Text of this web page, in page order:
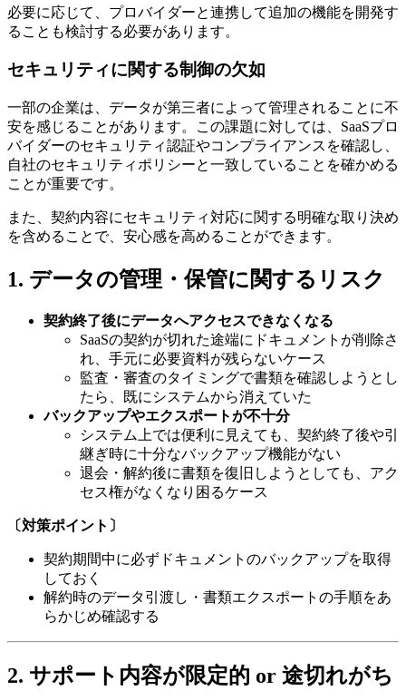
必要に応じて、プロバイダーと連携して追加の機能を開発す
ることも検討する必要があります。
セキュリティに関する制御の欠如
一部の企業は、データが第三者によって管理されることに不
安を感じることがあります。この課題に対しては、SaaSプロ
バイダーのセキュリティ認証やコンプライアンスを確認し、
自社のセキュリティポリシーと一致していることを確かめる
ことが重要です。
また、契約内容にセキュリティ対応に関する明確な取り決め
を含めることで、安心感を高めることができます。
1. データの管理・保管に関するリスク
契約終了後にデータへアクセスできなくなる
SaaSの契約が切れた途端にドキュメントが削除さ
れ、手元に必要資料が残らないケース
監査・審査のタイミングで書類を確認しようとし
たら、既にシステムから消えていた
バックアップやエクスポートが不十分
システム上では便利に見えても、契約終了後や引
継ぎ時に十分なバックアップ機能がない
退会・解約後に書類を復旧しようとしても、アク
セス権がなくなり困るケース
〔対策ポイント〕
契約期間中に必ずドキュメントのバックアップを取得
しておく
解約時のデータ引渡し・書類エクスポートの手順をあ
らかじめ確認する
2. サポート内容が限定的 or 途切れがち